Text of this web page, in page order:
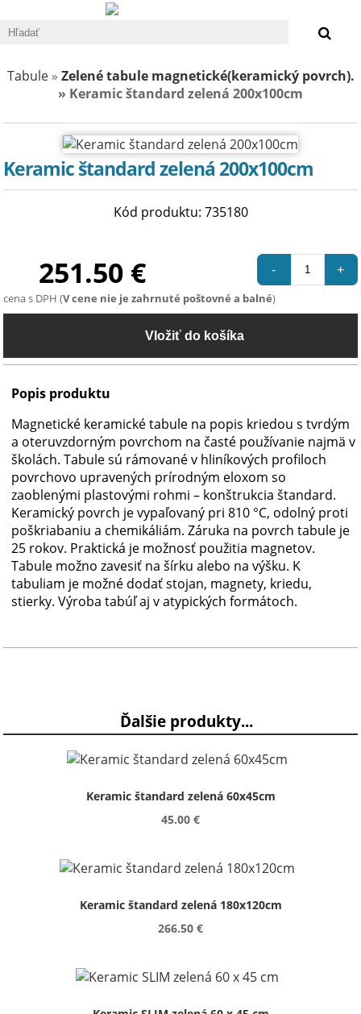
Tabule» Zelené tabule magnetické(keramický povrch).
» Keramic štandard zelená 200x100cm
Keramic štandard zelená 200x100cm
Kód produktu: 735180
251.50 € +
-
cena s DPH (V cene nie je zahrnuté poštovné a balné)
Popis produktu
Magnetické keramické tabule na popis kriedou s tvrdým
a oteruvzdorným povrchom na časté používanie najmä v
školách. Tabule sú rámované v hliníkových profiloch
povrchovo upravených prírodným eloxom so
zaoblenými plastovými rohmi – konštrukcia štandard.
Keramický povrch je vypaľovaný pri 810 °C, odolný proti
poškriabaniu a chemikáliám. Záruka na povrch tabule je
25 rokov. Praktická je možnosť použitia magnetov.
Tabule možno zavesiť na šírku alebo na výšku. K
tabuliam je možné dodať stojan, magnety, kriedu,
stierky. Výroba tabúľ aj v atypických formátoch.
Ďalšie produkty...
Keramic štandard zelená 60x45cm
45.00 €
Keramic štandard zelená 180x120cm
266.50 €